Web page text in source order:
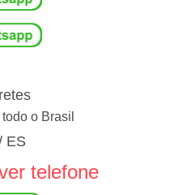
o Brasil
ES
telefone